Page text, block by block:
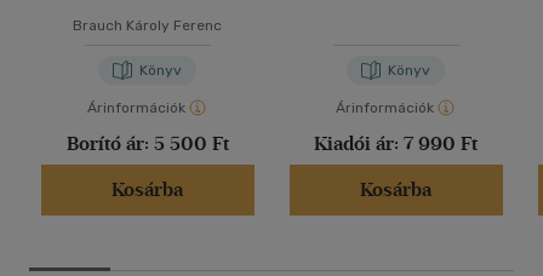
Brauch Károly Ferenc
Könyv
Árinformációk
Borító ár: 5 500 Ft
Kosárba
Könyv
Árinformációk
Kiadói ár: 7 990 Ft
Kosárba